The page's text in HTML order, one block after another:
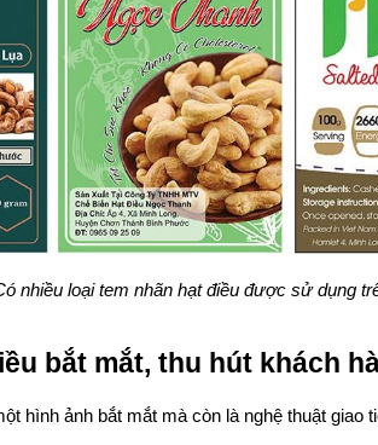
nhiều loại tem nhãn hạt điều được sử dụng
bắt mắt, thu hút khách
hình ảnh bắt mắt mà còn là nghệ thuật